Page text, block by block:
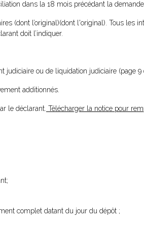
dans la 18 mois précédant la
(dont l’original)(dont l'original). Tous les
doit l’indiquer.
ou de liquidation judiciaire (page 9
additionnés.
le déclarant. Télécharger la notice pour
complet datant du jour du dépôt ;